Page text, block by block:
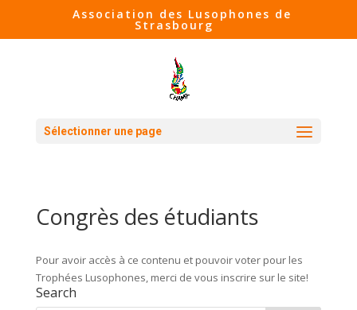
Association des Lusophones de
Strasbourg
Sélectionner une page
Congrès des étudiants
Pour avoir accès à ce contenu et pouvoir voter pour les
Trophées Lusophones, merci de vous inscrire sur le site!
Search